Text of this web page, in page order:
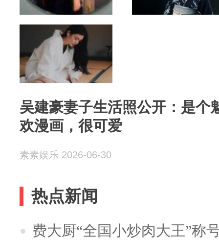
吴建豪妻子生活照公开：是个
欢漫画，很可爱
素素娱乐 2026-06-30
热点新闻
费大厨“全国小炒肉大王”称